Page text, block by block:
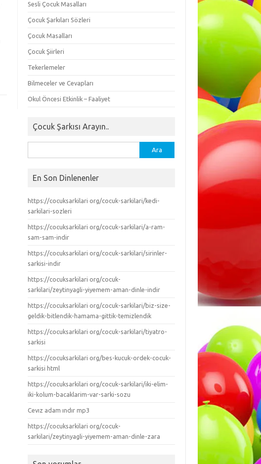
Sesli Çocuk Masalları
Çocuk Şarkıları Sözleri
Çocuk Masalları
Çocuk Şiirleri
Tekerlemeler
Bilmeceler ve Cevapları
Okul Öncesi Etkinlik – Faaliyet
Çocuk Şarkısı Arayın..
En Son Dinlenenler
https://cocuksarkilari org/cocuk-sarkilari/kedi-
sarkilari-sozleri
https://cocuksarkilari org/cocuk-sarkilari/a-ram-
sam-sam-indir
https://cocuksarkilari org/cocuk-sarkilari/sirinler-
sarkisi-indir
https://cocuksarkilari org/cocuk-
sarkilari/zeytinyagli-yiyemem-aman-dinle-indir
https://cocuksarkilari org/cocuk-sarkilari/biz-size-
geldik-bitlendik-hamama-gittik-temizlendik
https://cocuksarkilari org/cocuk-sarkilari/tiyatro-
sarkisi
https://cocuksarkilari org/bes-kucuk-ordek-cocuk-
sarkisi html
https://cocuksarkilari org/cocuk-sarkilari/iki-elim-
iki-kolum-bacaklarim-var-sarki-sozu
Cevız adam ındır mp3
https://cocuksarkilari org/cocuk-
sarkilari/zeytinyagli-yiyemem-aman-dinle-zara